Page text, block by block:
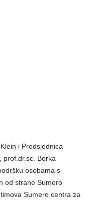
i Predsjednica
prof.dr.sc. Borka
osobama s
od strane Sumero
Sumero centra za